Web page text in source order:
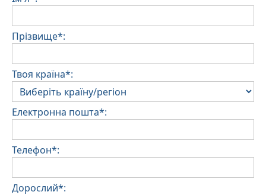
Прізвище*:
Твоя країна*:
Електронна пошта*:
Телефон*:
Дорослий*: